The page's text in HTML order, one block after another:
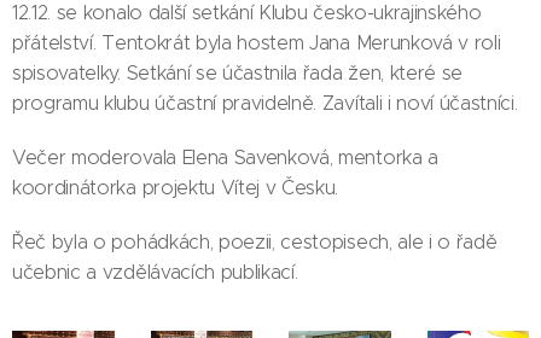
12.12. se konalo další setkání Klubu česko-ukrajinského
přátelství. Tentokrát byla hostem Jana Merunková v roli
spisovatelky. Setkání se účastnila řada žen, které se
programu klubu účastní pravidelně. Zavítali i noví účastníci.
Večer moderovala Elena Savenková, mentorka a
koordinátorka projektu Vítej v Česku.
Řeč byla o pohádkách, poezii, cestopisech, ale i o řadě
učebnic a vzdělávacích publikací.